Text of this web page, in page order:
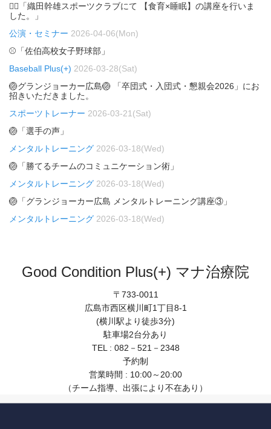
🏃‍♂️「織田幹雄スポーツクラブにて 【食育×睡眠】の講座を行いま
した。」
公演・セミナー 2026-04-06(Mon)
⚾「佐伯高校女子野球部」
Baseball Plus(+) 2026-03-28(Sat)
🏐グランジョーカー広島🏐 「卒団式・入団式・懇親会2026」にお
招きいただきました。
スポーツトレーナー 2026-03-21(Sat)
🏐「選手の声」
メンタルトレーニング 2026-03-18(Wed)
🏐「勝てるチームのコミュニケーション術」
メンタルトレーニング 2026-03-18(Wed)
🏐「グランジョーカー広島 メンタルトレーニング講座③」
メンタルトレーニング 2026-03-18(Wed)
Good Condition Plus(+) マナ治療院
〒733-0011
広島市西区横川町1丁目8-1
(横川駅より徒歩3分)
駐車場2台分あり
TEL : 082－521－2348
予約制
営業時間 : 10:00～20:00
（チーム指導、出張により不在あり）